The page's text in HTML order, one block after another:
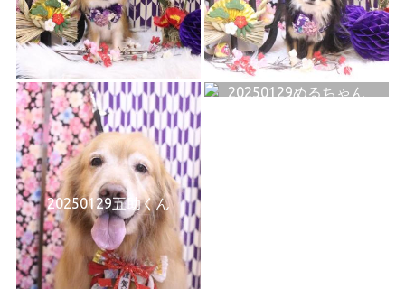
20250129五助くん
20250129めるちゃん